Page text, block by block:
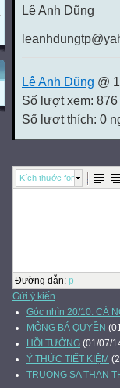
Lê Anh Dũng
Lê Anh Dũng @
Số lượt xem: 876
Số lượt thích: 0
Kích thước font
Đường dẫn: p
Gửi ý kiến
Góc nhìn 20/10: CÁ
MỘNG BÁ QUYỀN
HỒI TƯỞNG (01/07/
Ý THỨC TIẾT KIỆM
TRUONG SA THAN